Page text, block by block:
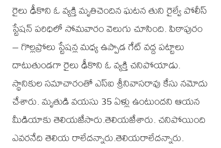
రైలు ఢీకొని ఓ వ్యక్తి మృతిచెందిన ఘటన తుని రైల్వే పోలీస్
స్టేషన్ పరిధిలో సోమవారం వెలుగు చూసింది. పిఠాపురం
– గొల్లప్రోలు స్టేషన్ల మధ్య ఉప్పాడ గేట్ వద్ద పట్టాలు
దాటుతుండగా రైలు ఢీకొని ఓ వ్యక్తి చనిపోయాడు.
స్థానికుల సమాచారంతో ఎస్ఐ శ్రీనివాసరావు కేసు నమోదు
చేశారు. మృతుడి వయసు 35 ఏళ్లు ఉంటుందని ఆయన
మీడియాకు తెలియజేసారు.తెలియజేశారు. చనిపోయింది
ఎవరనేది తెలియ రాలేదన్నారు.తెలియరాలేదన్నారు.